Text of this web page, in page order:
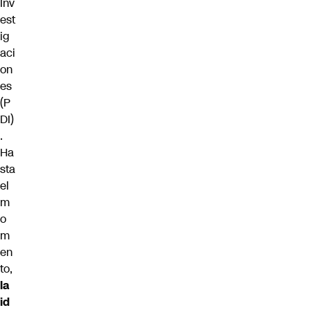
est
ig
aci
on
es
(P
DI)
.
Ha
sta
el
m
o
m
en
to,
la
id